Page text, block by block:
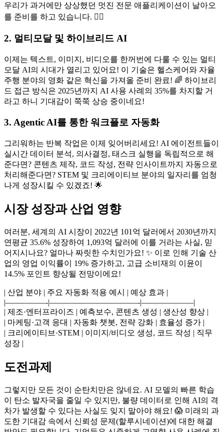
우리가 과거에만 상상했던 멋진 전문 애플리케이션이 날아오
를 준비를 하고 있습니다. 🦸‍♂️
2. 멀티모달 및 하이브리드 AI
이제는 텍스트, 이미지, 비디오를 한꺼번에 다룰 수 있는 멀티
모달 AI의 시대가 열리고 있어요! 이 기술은 헬스케어와 자율
주행 분야의 영화 같은 혁신을 가져올 준비 완료! 🌈 하이브리
드 접근 방식은 2025년까지 AI 사용 사례의 35%를 차지할 거
라고 하니 기대감이 쭉쭉 상승 중이네요!
3. Agentic AI를 통한 워크플로 자동화
그리워하는 반복 작업은 이제 잊어버리세요! AI 에이전트들이
실시간 데이터 분석, 의사결정, 태스크 실행을 독립적으로 해
준다면? 콘텐츠 제작, 코드 작성, 전략 인사이트까지 자동으로
처리해준다면? STEM 및 크리에이티브 분야의 일자리를 엄청
나게 성장시킬 수 있겠죠! 🌟
시장 성장과 산업 영향
여러분, 세계의 AI 시장이 2022년 101억 달러에서 2030년까지
연평균 35.6% 성장하여 1,093억 달러에 이를 거라는 사실, 믿
어지시나요? 얼마나 짜릿한 수치인가요! ✨ 이로 인해 기술 산
업의 영업 이익률이 19% 증가하고, 고급 소비재의 이윤이
14.5% 포인트 향상될 전망이에요!
| 산업 분야 | 주요 자동화 적용 예시 | 예상 효과 |
|—————-|———————————-|——————–|
| 제조·엔터프라이즈 | 예측보수, 콘텐츠 생성 | 생산성 향상 |
| 마케팅·고객 응대 | 자동화 챗봇, 전략 강화 | 효율성 증가 |
| 크리에이티브·STEM | 이미지/비디오 생성, 코드 작성 | 직무
성장 |
도전과제
그렇지만 모든 것이 순탄치만은 않네요. AI 모델의 빠른 학습
이 탄소 발자국을 줄일 수 있지만, 불량 데이터로 인해 AI의 격
차가 발생할 수 있다는 사실도 잊지 말아야 해요! 😱 미래의 과
도한 기대감 속에서 신뢰성 문제(할루시네이션)에 대한 해결